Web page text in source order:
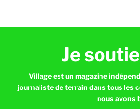
Je
Village est un magazine
journaliste de terrain dans tous les
nous avons